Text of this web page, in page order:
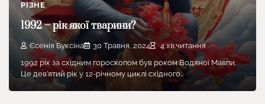
РІЗНЕ
1992 – рік якої тварини?
Єсенія Буксіна 30 Травня, 2024
4 хв.читання
1992 рік за східним гороскопом був роком Водяної Мавпи.
Це дев’ятий рік у 12-річному циклі східного…